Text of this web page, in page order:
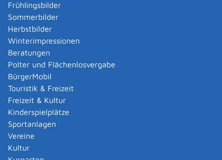
Frühlingsbilder
Sommerbilder
Herbstbilder
Winterimpressionen
Beratungen
Polter und Flächenlosvergabe
BürgerMobil
Touristik & Freizeit
Freizeit & Kultur
Kinderspielplätze
Sportanlagen
Vereine
Kultur
im Rahmen der Geldwäscheaufsicht registrieren
Altenpfleger, Arbeitserzieher, Haus- und
Familienpfleger, Heilerziehungsassistent,
Heilpädagoge, Jugend- und Heimerzieher,
Sozialarbeiter, Sozialpädagoge mit ausländischer
Berufsausbildung – Erlaubnis zur Führung der
Berufsbezeichnung beantragen
Altersrente - Rente bei vorzeitigem Eintritt in den
Ruhestand beantragen
Altersrente für besonders langjährig Versicherte
beantragen
Altersrente für schwerbehinderte Menschen
beantragen